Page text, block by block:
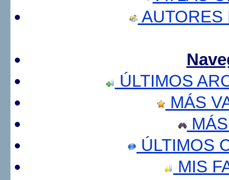
AUTORES
ÚLTIMOS
MÁS
ÚLTIMOS
MIS